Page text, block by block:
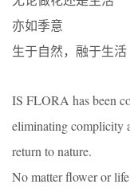
亦如季意
生于自然，融于生活
IS FLORA has been
eliminating complicity
return to nature.
No matter flower or life